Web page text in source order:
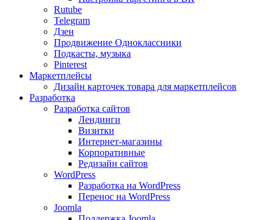
Rutube
Telegram
Дзен
Продвижение Одноклассники
Подкасты, музыка
Pinterest
Маркетплейсы
Дизайн карточек товара для маркетплейсов
Разработка
Разработка сайтов
Лендинги
Визитки
Интернет-магазины
Корпоративные
Редизайн сайтов
WordPress
Разработка на WordPress
Перенос на WordPress
Joomla